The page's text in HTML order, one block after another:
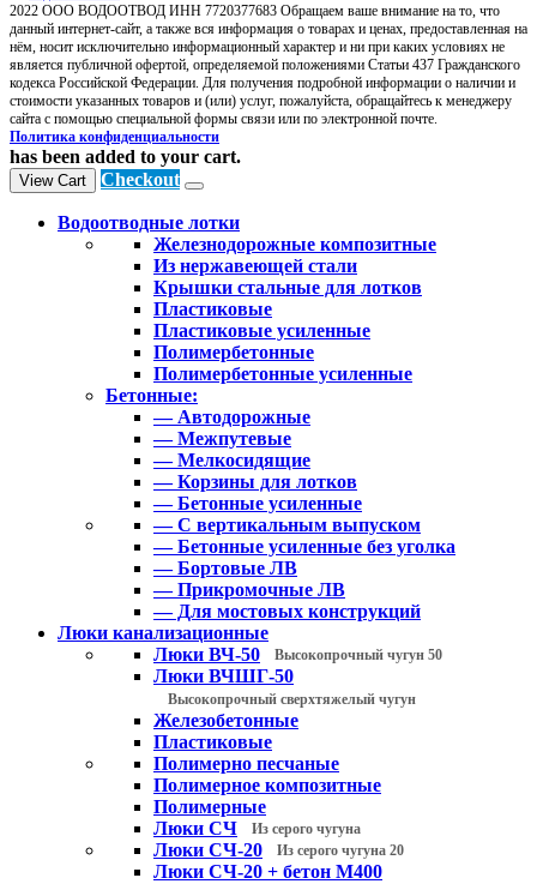
2022 ООО ВОДООТВОД ИНН 7720377683 Обращаем ваше внимание на то, что
данный интернет-сайт, а также вся информация о товарах и ценах, предоставленная на
нём, носит исключительно информационный характер и ни при каких условиях не
является публичной офертой, определяемой положениями Статьи 437 Гражданского
кодекса Российской Федерации. Для получения подробной информации о наличии и
стоимости указанных товаров и (или) услуг, пожалуйста, обращайтесь к менеджеру
сайта с помощью специальной формы связи или по электронной почте.
Политика конфиденциальности
has been added to your cart.
View Cart Checkout
Водоотводные лотки
Железнодорожные композитные
Из нержавеющей стали
Крышки стальные для лотков
Пластиковые
Пластиковые усиленные
Полимербетонные
Полимербетонные усиленные
Бетонные:
— Автодорожные
— Межпутевые
— Мелкосидящие
— Корзины для лотков
— Бетонные усиленные
— С вертикальным выпуском
— Бетонные усиленные без уголка
— Бортовые ЛВ
— Прикромочные ЛВ
— Для мостовых конструкций
Люки канализационные
Люки ВЧ-50
Высокопрочный чугун 50
Люки ВЧШГ-50
Высокопрочный сверхтяжелый чугун
Железобетонные
Пластиковые
Полимерно песчаные
Полимерное композитные
Полимерные
Люки СЧ
Из серого чугуна
Люки СЧ-20 Из серого чугуна 20
Люки СЧ-20 + бетон М400